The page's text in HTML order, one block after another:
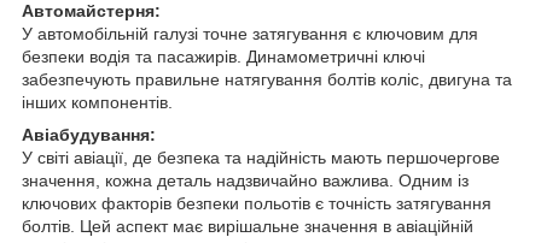
Автомайстерня:
У автомобільній галузі точне затягування є ключовим для
безпеки водія та пасажирів. Динамометричні ключі
забезпечують правильне натягування болтів коліс, двигуна та
інших компонентів.
Авіабудування:
У світі авіації, де безпека та надійність мають першочергове
значення, кожна деталь надзвичайно важлива. Одним із
ключових факторів безпеки польотів є точність затягування
болтів. Цей аспект має вирішальне значення в авіаційній